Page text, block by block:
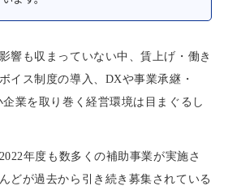
響も収まっていない中、賃上げ・働き
イス制度の導入、DXや事業承継・
業を取り巻く経営環境は目まぐるし
年度も数多くの補助事業が実施さ
どが過去から引き続き募集されている